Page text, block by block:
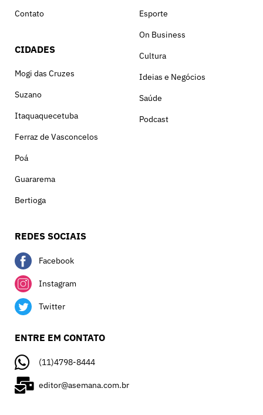
Contato
CIDADES
Mogi das Cruzes
Suzano
Itaquaquecetuba
Ferraz de Vasconcelos
Poá
Guararema
Bertioga
Esporte
On Business
Cultura
Ideias e Negócios
Saúde
Podcast
REDES SOCIAIS
Facebook
Instagram
Twitter
ENTRE EM CONTATO
(11)4798-8444
editor@asemana.com.br